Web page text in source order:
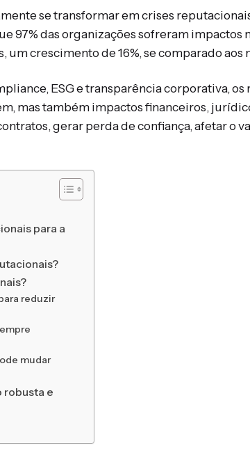
se transformar em crises
97% das organizações sofreram
um crescimento de 16%, se comparado aos
ESG e transparência corporativa,
mas também impactos financeiros,
gerar perda de confiança, afetar o
para a
reduzir
mudar
robusta e